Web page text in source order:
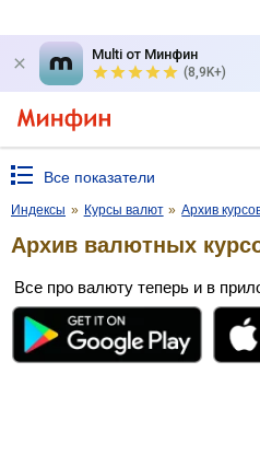
Multi от Минфин
(8,9K+)
Все показатели
Индексы » Курсы валют » Архив
Архив валютных
Все про валюту теперь и в